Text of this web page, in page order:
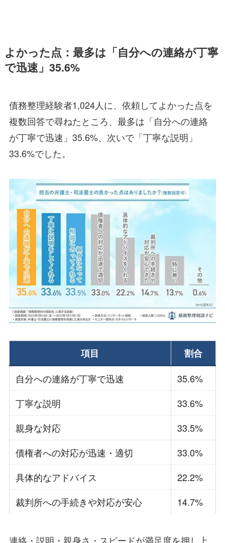
よかった点：最多は「自分への連絡が丁寧
で迅速」35.6%
債務整理経験者1,024人に、依頼してよかった点を
複数回答で尋ねたところ、最多は「自分への連絡
が丁寧で迅速」35.6%、次いで「丁寧な説明」
33.6%でした。
項目
割合
自分への連絡が丁寧で迅速
35.6%
丁寧な説明
33.6%
親身な対応
33.5%
債権者への対応が迅速・適切
33.0%
具体的なアドバイス
22.2%
裁判所への手続きや対応が安心
14.7%
連絡・説明・親身さ・スピードが満足度を押し上